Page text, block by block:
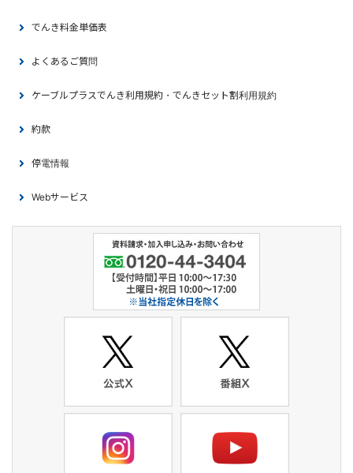
でんき料金単価表
よくあるご質問
ケーブルプラスでんき利用規約・でんきセット割利用規約
約款
停電情報
Webサービス